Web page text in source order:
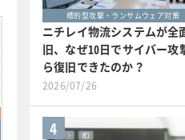
標的型攻撃・ランサムウェア対策
ニチレイ物流システムが全
旧、なぜ10日でサイバー攻
ら復旧できたのか？
2026/07/26
4